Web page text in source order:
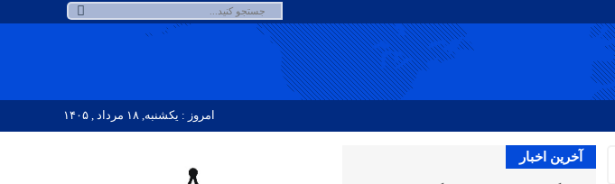
امروز : یکشنبه, ۱۸ مرداد , ۱۴۰۵
آخرین اخبار